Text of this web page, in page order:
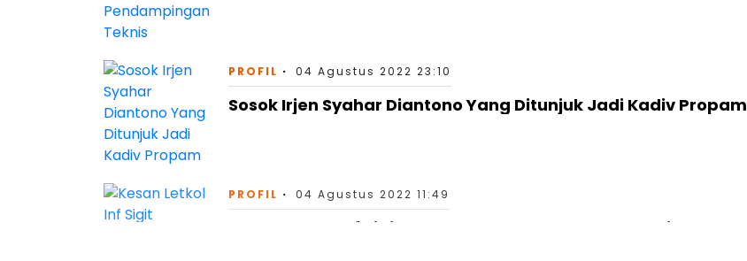
PROFIL 04 Agustus 2022 23:10
Sosok Irjen Syahar Diantono Yang Ditunjuk Jadi Kadiv Propam
PROFIL 04 Agustus 2022 11:49
Kesan Letkol Inf Sigit Suhendro Setalah Sebulan Menjabat